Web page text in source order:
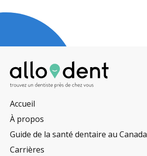
Accueil
À propos
Guide de la santé dentaire au Canada
Carrières